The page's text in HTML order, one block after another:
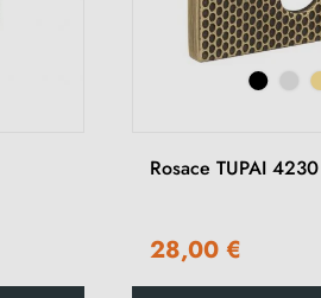
Rosace TUPAI
28,00 €